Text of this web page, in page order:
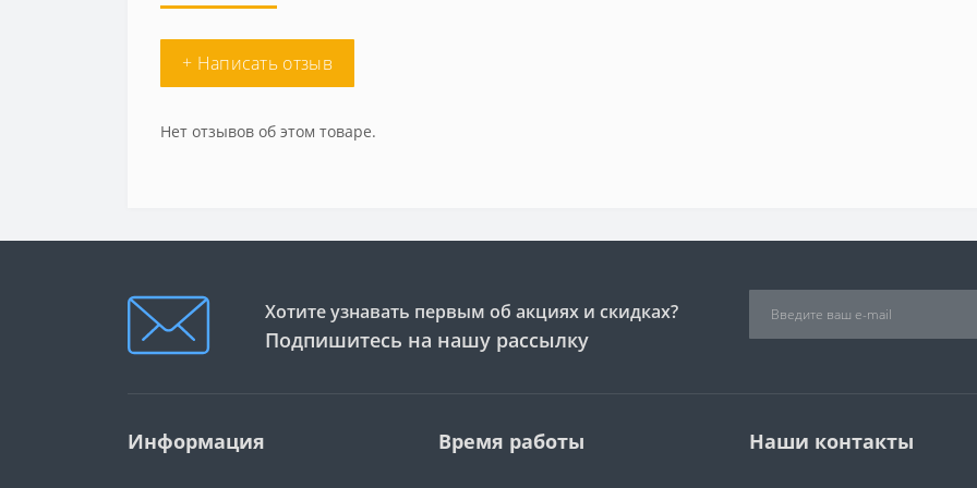
+ Написать отзыв
Нет отзывов об этом товаре.
Хотите узнавать первым об акциях и скидках?
Подпишитесь на нашу рассылку
Информация Время работы Наши контакты